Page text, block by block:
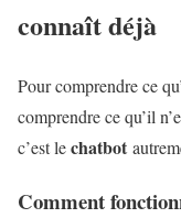
connaît déjà
Pour comprendre ce
comprendre ce qu’il
c’est lechatbot
Comment